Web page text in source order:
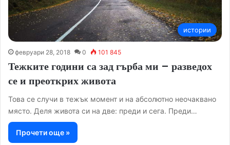
истории
февруари 28, 2018 0 101 845
Тежките години са зад гърба ми – разведох
се и преоткрих живота
Това се случи в тежък момент и на абсолютно неочаквано
място. Деля живота си на две: преди и сега. Преди…
Прочети още »